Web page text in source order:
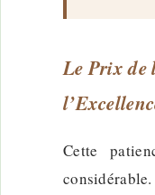
Le Prix de
Cette